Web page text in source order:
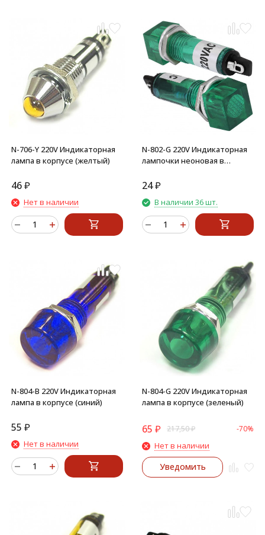
N-706-Y 220V Индикаторная
лампа в корпусе (желтый)
46₽
Нет в наличии
N-802-G 220V Индикаторная
лампочки неоновая в
24₽
В наличии 36 шт.
N-804-B 220V Индикаторная
лампа в корпусе (синий)
55 ₽
Нет в наличии
N-804-G 220V Индикаторная
лампа в корпусе (зеленый)
65 ₽ 217,50₽ -70%
Нет в наличии
Уведомить